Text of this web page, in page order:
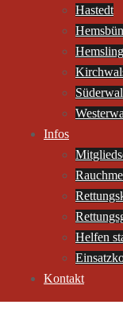
Hastedt
Infos
Helfen
Kontakt